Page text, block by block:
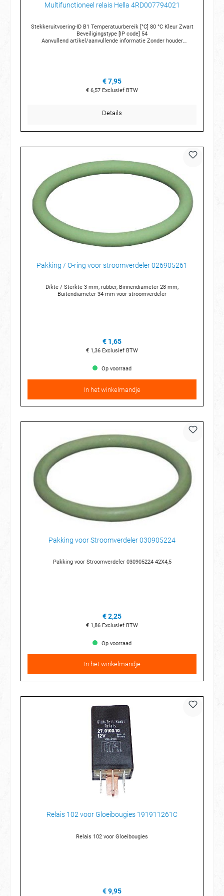
Multifunctioneel relais Hella 4RD007794021
Stekkeruitvoering-ID B1 Temperatuurbereik [°C] 80 °C Kleur Zwart
Beveiligingstype [IP code] 54
Aanvullend artikel/aanvullende informatie Zonder houder
€ 7,95
€ 6,57 Exclusief BTW
Details
Pakking / O-ring voor stroomverdeler 026905261
Dikte / Sterkte 3 mm, rubber, Binnendiameter 28 mm,
Buitendiameter 34 mm voor stroomverdeler
€ 1,65
€ 1,36 Exclusief BTW
Op voorraad
In het winkelmandje
Pakking voor Stroomverdeler 030905224
Pakking voor Stroomverdeler 030905224 42X4,5
€ 2,25
€ 1,86 Exclusief BTW
Op voorraad
In het winkelmandje
Relais 102 voor Gloeibougies 191911261C
Relais 102 voor Gloeibougies
€ 9,95